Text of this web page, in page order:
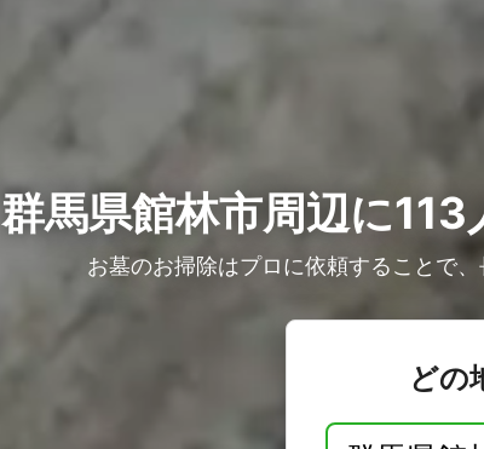
群馬県館林市周辺に113
お墓のお掃除はプロに依頼することで
どの